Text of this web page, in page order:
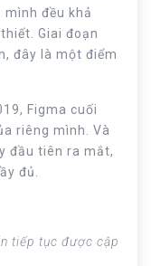
đều khả
Giai đoạn
đây là một điểm
Figma cuối
riêng mình. Và
đầu tiên ra mắt,
đủ.
tiếp tục được cập